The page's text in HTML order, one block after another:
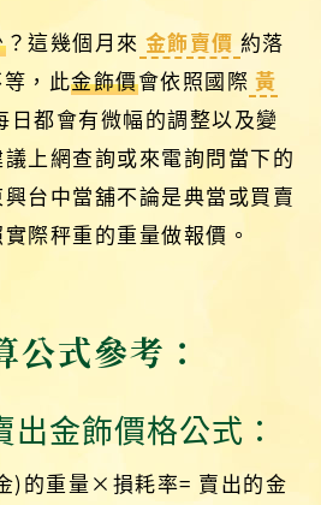
？這幾個月來 金飾賣價 約落
，此金飾價會依照國際 黃
日都會有微幅的調整以及變
上網查詢或來電詢問當下的
台中當舖不論是典當或買賣
際秤重的重量做報價。
式參考：
金飾價格公式：
)的重量×損耗率= 賣出的金